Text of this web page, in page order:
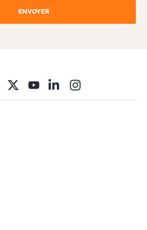
ENVOYER